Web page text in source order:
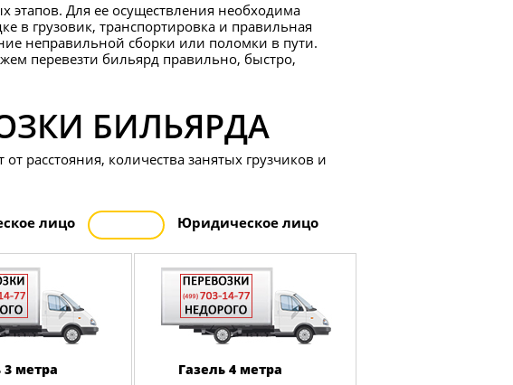
этапов. Для ее осуществления необходима
в грузовик, транспортировка и правильная
неправильной сборки или поломки в пути.
перевезти бильярд правильно, быстро,
БИЛЬЯРДА
расстояния, количества занятых грузчиков и
лицо Юридическое лицо
3 метра
Газель 4 метра